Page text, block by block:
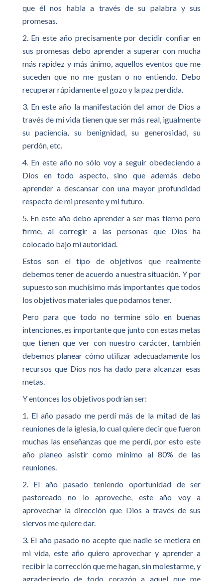
que él nos habla a través de su palabra y sus
promesas.
2. En este año precisamente por decidir confiar en
sus promesas debo aprender a superar con mucha
más rapidez y más ánimo, aquellos eventos que me
suceden que no me gustan o no entiendo. Debo
recuperar rápidamente el gozo y la paz perdida.
3. En este año la manifestación del amor de Dios a
través de mi vida tienen que ser más real, igualmente
su paciencia, su benignidad, su generosidad, su
perdón, etc.
4. En este año no sólo voy a seguir obedeciendo a
Dios en todo aspecto, sino que además debo
aprender a descansar con una mayor profundidad
respecto de mi presente y mi futuro.
5. En este año debo aprender a ser mas tierno pero
firme, al corregir a las personas que Dios ha
colocado bajo mi autoridad.
Estos son el tipo de objetivos que realmente
debemos tener de acuerdo a nuestra situación. Y por
supuesto son muchísimo más importantes que todos
los objetivos materiales que podamos tener.
Pero para que todo no termine sólo en buenas
intenciones, es importante que junto con estas metas
que tienen que ver con nuestro carácter, también
debemos planear cómo utilizar adecuadamente los
recursos que Dios nos ha dado para alcanzar esas
metas.
Y entonces los objetivos podrían ser:
1. El año pasado me perdí más de la mitad de las
reuniones de la iglesia, lo cual quiere decir que fueron
muchas las enseñanzas que me perdí, por esto este
año planeo asistir como mínimo al 80% de las
reuniones.
2. El año pasado teniendo oportunidad de ser
pastoreado no lo aproveche, este año voy a
aprovechar la dirección que Dios a través de sus
siervos me quiere dar.
3. El año pasado no acepte que nadie se metiera en
mi vida, este año quiero aprovechar y aprender a
recibir la corrección que me hagan, sin molestarme, y
agradeciendo de todo corazón a aquel que me